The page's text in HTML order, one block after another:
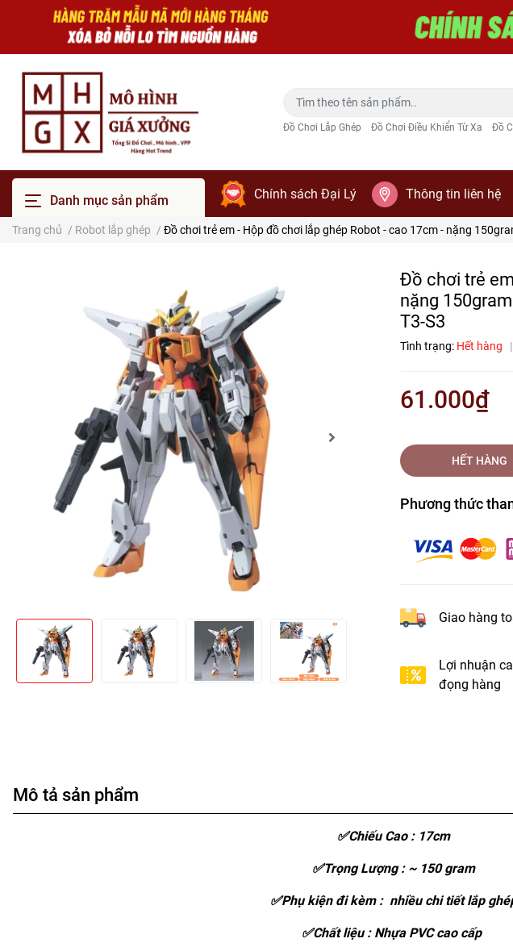
Đồ Chơi Lắp Ghép Đồ Chơi Điều Khiển Từ Xa Đồ
Danh mục sản phẩm Chính sách Đại Lý Thông tin liên hệ
Trang chủ / Robot lắp ghép / Đồ chơi trẻ em - Hộp đồ chơi lắp ghép Robot - cao 17cm - nặng
Đồ chơi trẻ
nặng
T3-S3
Tình trạng: Hết hàng |
61.000₫
HẾT HÀNG
Phương thức
Giao hàng
Lợi nhuận
đọng hàng
Mô tả sản phẩm
✅Chiếu Cao : 17cm
✅Trọng Lượng : ~ 150 gram
✅Phụ kiện đi kèm : nhiều chi tiết lắp
✅Chất liệu : Nhựa PVC cao cấp